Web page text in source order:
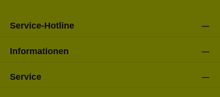
Service-Hotline
Informationen
Service